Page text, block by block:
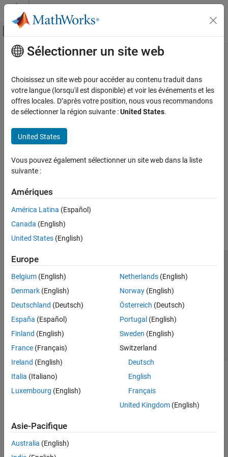
Passer au contenu
Activer/désactiver l'affichage du menu
Accueil de la documentation
Développement FPGA, ASIC et SoC
Contenu principal
How useful was this information?
Sélectionner un site web
Choisissez un site web pour accéder au contenu traduit dans
votre langue (lorsqu'il est disponible) et voir les événements et les
offres locales. D’après votre position, nous vous recommandons
de sélectionner la région suivante :United States.
United States
Vous pouvez également sélectionner un site web dans la liste
suivante :
Amériques
América Latina (Español)
Canada (English)
United States (English)
Europe
Belgium (English)
Denmark (English)
Deutschland (Deutsch)
España (Español)
Finland (English)
France (Français)
Ireland (English)
Italia (Italiano)
Luxembourg (English)
Netherlands(English)
Norway(English)
Österreich (Deutsch)
Portugal (English)
Sweden (English)
Switzerland
Deutsch
English
Français
United Kingdom(English)
Asie-Pacifique
Australia (English)
Lutte anti-piratage
Contacts locaux
© 1994-2026 The MathWorks, Inc.